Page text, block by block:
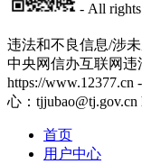
- All rights
违法和不良信息/涉
中央网信办互联网违
https://
心：tjjubao@tj.gov.cn
首页
用户中心